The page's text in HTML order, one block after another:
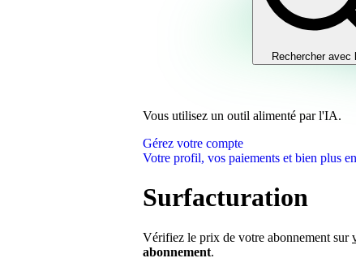
Rechercher avec
Vous utilisez un outil alimenté par l'IA.
Gérez votre compte
Votre profil, vos paiements et bien plus
Surfacturation
Vérifiez le prix de votre abonnement sur
abonnement.